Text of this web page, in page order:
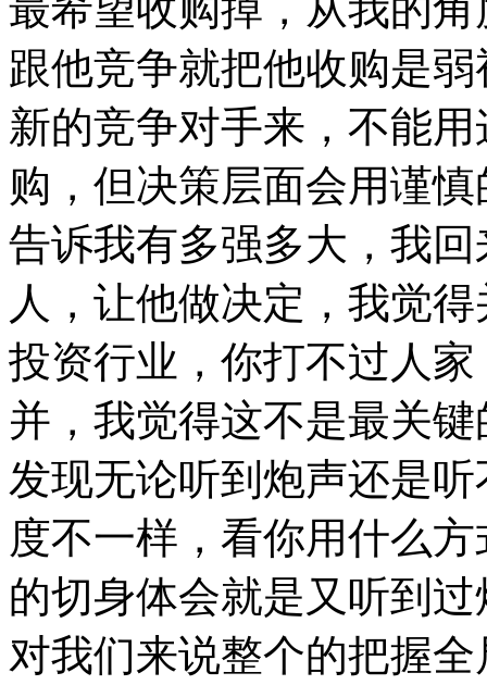
跟他竞争就把他收购是
新的竞争对手来，不能
购，但决策层面会用谨
告诉我有多强多大，我
人，让他做决定，我觉
投资行业，你打不过人
并，我觉得这不是最关
发现无论听到炮声还是
度不一样，看你用什么
的切身体会就是又听到
对我们来说整个的把握